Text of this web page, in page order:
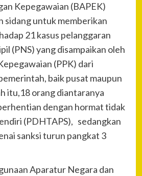
Kepegawaian (BAPEK)
sidang untuk memberikan
21 kasus pelanggaran
(PNS) yang disampaikan oleh
(PPK) dari
baik pusat maupun
itu,18 orang diantaranya
dengan hormat tidak
(PDHTAPS), sedangkan
sanksi turun pangkat 3
Aparatur Negara dan